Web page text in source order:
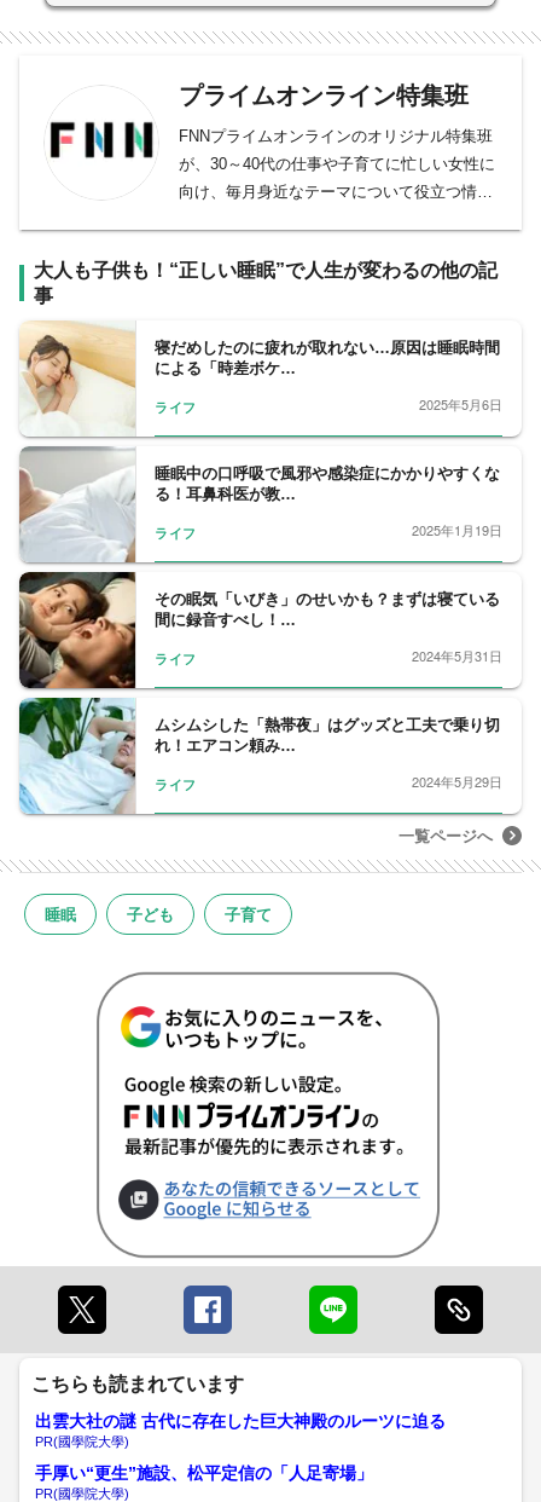
プライムオンライン特集班
FNNプライムオンラインのオリジナル特集班
が、30～40代の仕事や子育てに忙しい女性に
向け、毎月身近なテーマについて役立つ情報
大人も子供も！“正しい睡眠”で人生が変わるの他の記
事
寝だめしたのに疲れが取れない…原因は睡眠時間
による「時差ボケ…
ライフ 2025年5月6日
睡眠中の口呼吸で風邪や感染症にかかりやすくな
る！耳鼻科医が教…
ライフ 2025年1月19日
その眠気「いびき」のせいかも？まずは寝ている
間に録音すべし！…
ライフ 2024年5月31日
ムシムシした「熱帯夜」はグッズと工夫で乗り切
れ！エアコン頼み…
ライフ 2024年5月29日
一覧ページへ
睡眠 子ども 子育て
こちらも読まれています
出雲大社の謎 古代に存在した巨大神殿のルーツに迫る
PR(國學院大學)
手厚い“更生”施設、松平定信の「人足寄場」
PR(國學院大學)